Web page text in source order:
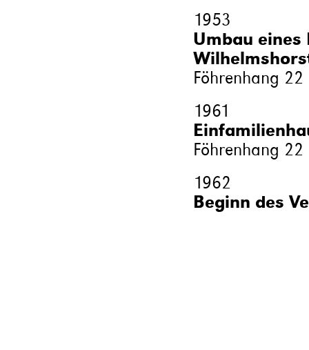
1953
Umbau eines
Föhrenhang 22
1961
Föhrenhang 22
1962
Beginn des